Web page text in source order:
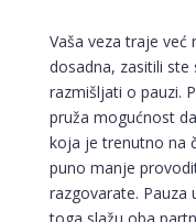
Vaša veza traje
dosadna, zasitili ste
razmišljati o pauzi.
pruža mogućnost
koja je trenutno na
puno manje
razgovarate. Pauza